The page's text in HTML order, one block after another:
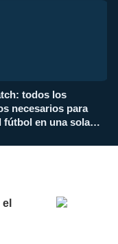
todos los
necesarios para
fútbol en una sola